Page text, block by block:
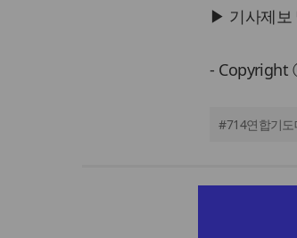
▶ 기사제보
- Copyright
#714연합기도